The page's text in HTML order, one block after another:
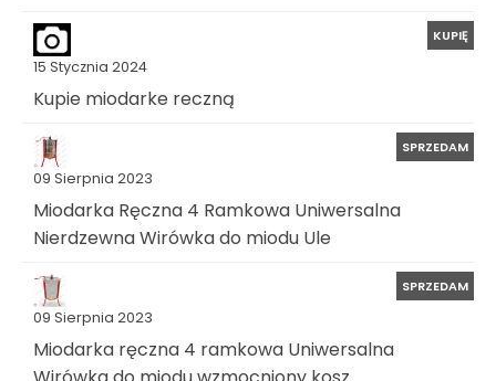
15 Stycznia 2024
KUPIĘ
Kupie miodarke reczną
09 Sierpnia 2023
SPRZEDAM
Miodarka Ręczna 4 Ramkowa Uniwersalna
Nierdzewna Wirówka do miodu Ule
09 Sierpnia 2023
SPRZEDAM
Miodarka ręczna 4 ramkowa Uniwersalna